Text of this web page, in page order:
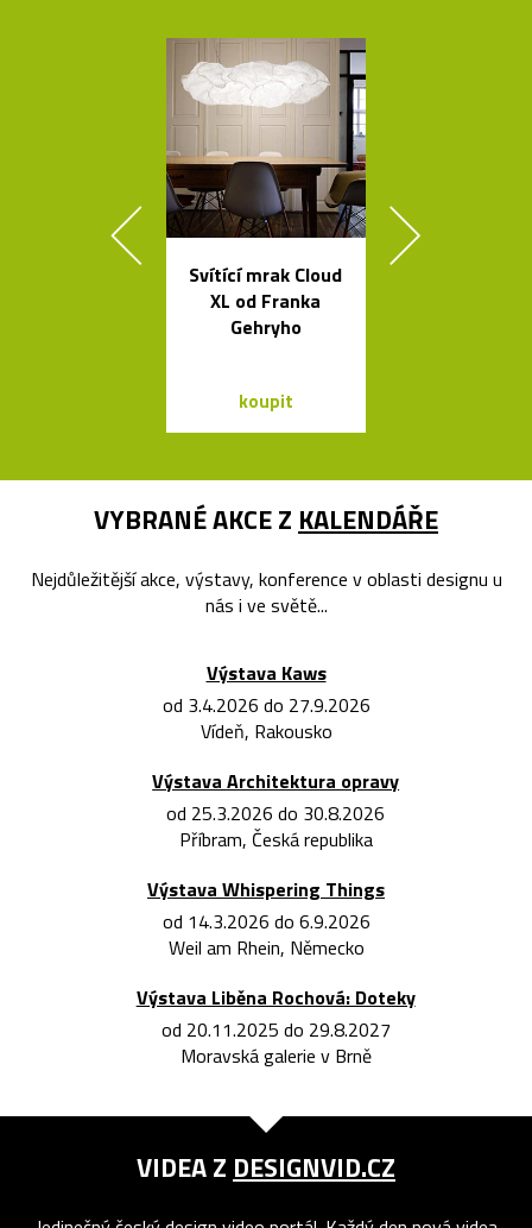
Svítící mrak Cloud
XL od Franka
Gehryho
koupit
VYBRANÉ AKCE Z KALENDÁŘE
Nejdůležitější akce, výstavy, konference v oblasti designu u
nás i ve světě...
Výstava Kaws
od 3.4.2026 do 27.9.2026
Vídeň, Rakousko
Výstava Architektura opravy
od 25.3.2026 do 30.8.2026
Příbram, Česká republika
Výstava Whispering Things
od 14.3.2026 do 6.9.2026
Weil am Rhein, Německo
Výstava Liběna Rochová: Doteky
od 20.11.2025 do 29.8.2027
Moravská galerie v Brně
VIDEA Z DESIGNVID.CZ